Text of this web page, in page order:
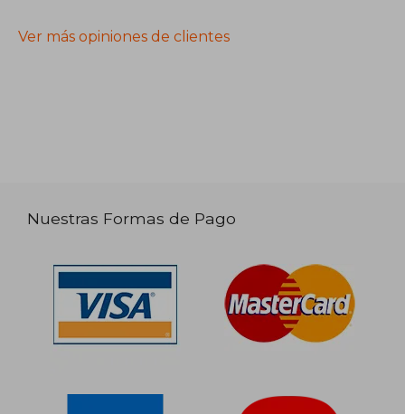
Ver más opiniones de clientes
Nuestras Formas de Pago